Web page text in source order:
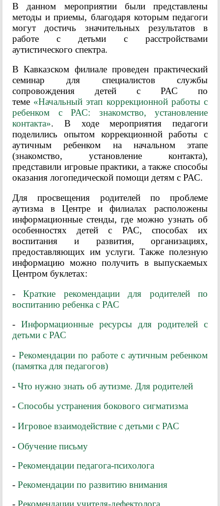
В данном мероприятии были представлены
методы и приемы, благодаря которым педагоги
могут достичь значительных результатов в
работе с детьми с расстройствами
аутистического спектра.
В Кавказском филиале проведен практический
семинар для специалистов службы
сопровождения детей с РАС по
теме «Начальный этап коррекционной работы с
ребенком с РАС: знакомство, установление
контакта». В ходе мероприятия педагоги
поделились опытом коррекционной работы с
аутичным ребенком на начальном этапе
(знакомство, установление контакта),
представили игровые практики, а также способы
оказания логопедической помощи детям с РАС.
Для просвещения родителей по проблеме
аутизма в Центре и филиалах расположены
информационные стенды, где можно узнать об
особенностях детей с РАС, способах их
воспитания и развития, организациях,
предоставляющих им услуги. Также полезную
информацию можно получить в выпускаемых
Центром буклетах:
-Краткие рекомендации для родителей по
воспитанию ребенка с РАС
- Информационные ресурсы для родителей с
детьми с РАС
- Рекомендации по работе с аутичным ребенком
(памятка для педагогов)
- Что нужно знать об аутизме. Для родителей
- Способы устранения бокового сигматизма
- Игровое взаимодействие с детьми с РАС
- Обучение письму
- Рекомендации педагога-психолога
- Рекомендации по развитию внимания
- Рекомендации учителя-дефектолога